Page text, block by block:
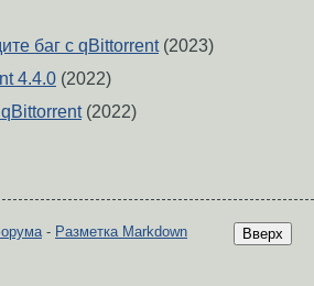
баг с qBittorrent(2023)
4.4.0 (2022)
(2022)
Вверх
- Разметка Markdown